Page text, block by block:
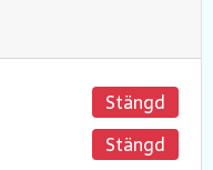
Stängd
Stängd